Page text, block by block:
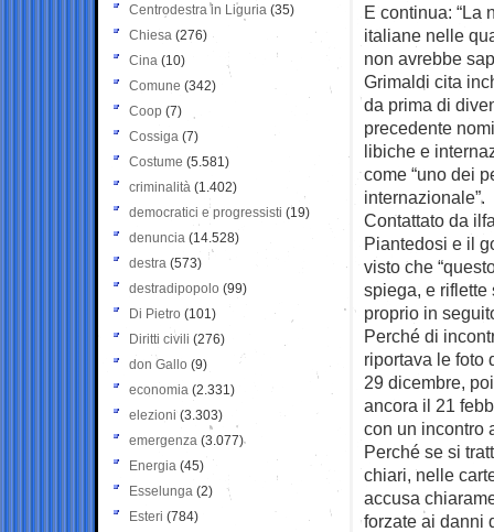
E continua: “La
italiane nelle
non avrebbe
Grimaldi cita
da prima di
precedente
libiche e
come “uno dei
internazionale”.
Contattato da
Piantedosi e il
visto che
spiega, e riflette
proprio in
Perché di
riportava le foto
29 dicembre,
ancora il 21
con un incontro
Perché se si
chiari, nelle
accusa
forzate ai danni
Centrodestra in Liguria (35)
Chiesa (276)
Cina (10)
Comune (342)
Coop (7)
Cossiga (7)
Costume (5.581)
criminalità (1.402)
democratici e progressisti (19)
denuncia (14.528)
destra (573)
destradipopolo (99)
Di Pietro (101)
Diritti civili (276)
don Gallo (9)
economia (2.331)
elezioni (3.303)
emergenza (3.077)
Energia (45)
Esselunga (2)
Esteri (784)